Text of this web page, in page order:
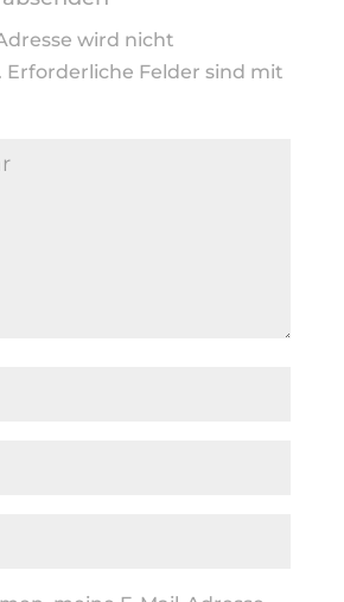
wird nicht
Erforderliche Felder sind mit